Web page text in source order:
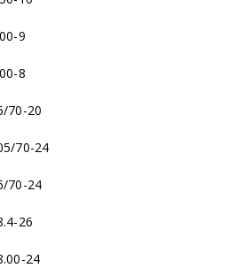
9
8
70-20
70-24
70-24
26
24